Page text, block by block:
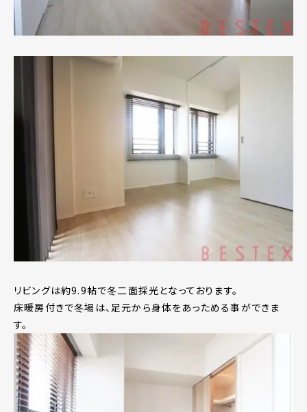
リビングは約9.9帖で冬二面採光となっております。
床暖房付きで冬場は、足元から身体をあっためる事ができま
す。